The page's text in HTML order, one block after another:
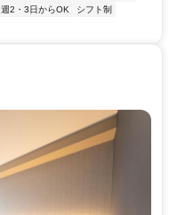
週2・3日からOK
シフト制